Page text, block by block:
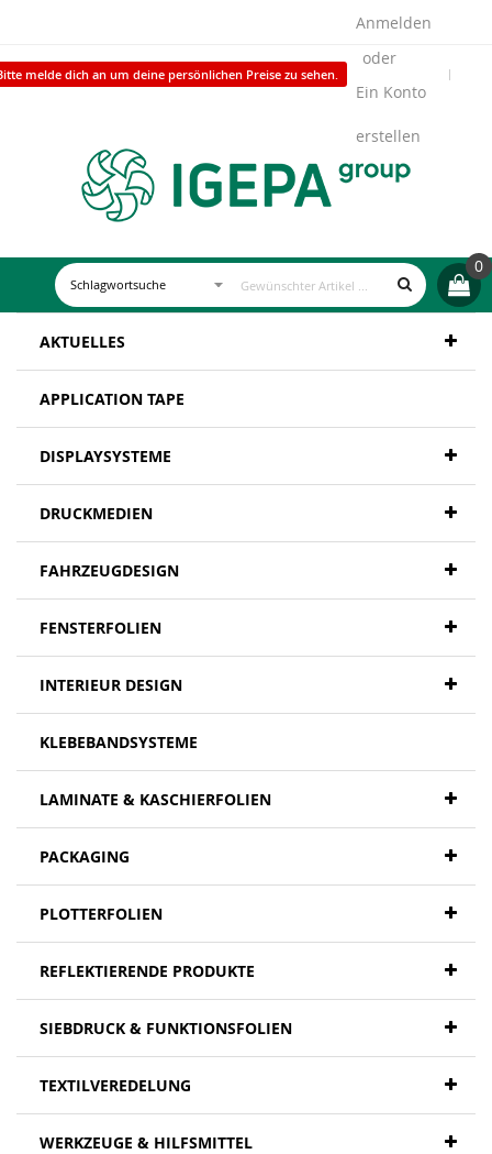
melde dich an um deine persönlichen Preise zu sehen.
Anmelden
Ein Konto
erstellen
0
AKTUELLES
APPLICATION TAPE
DISPLAYSYSTEME
DRUCKMEDIEN
FAHRZEUGDESIGN
FENSTERFOLIEN
INTERIEUR DESIGN
KLEBEBANDSYSTEME
LAMINATE & KASCHIERFOLIEN
PACKAGING
PLOTTERFOLIEN
REFLEKTIERENDE PRODUKTE
SIEBDRUCK & FUNKTIONSFOLIEN
TEXTILVEREDELUNG
WERKZEUGE & HILFSMITTEL